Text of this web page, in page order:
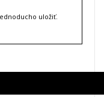
uložiť.